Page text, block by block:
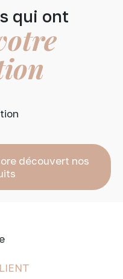
qui ont
découvert nos